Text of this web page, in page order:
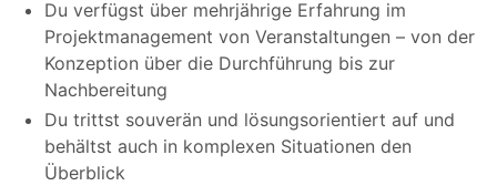
Du verfügst über mehrjährige Erfahrung im
Projektmanagement von Veranstaltungen – von der
Konzeption über die Durchführung bis zur
Nachbereitung
Du trittst souverän und lösungsorientiert auf und
behältst auch in komplexen Situationen den
Überblick